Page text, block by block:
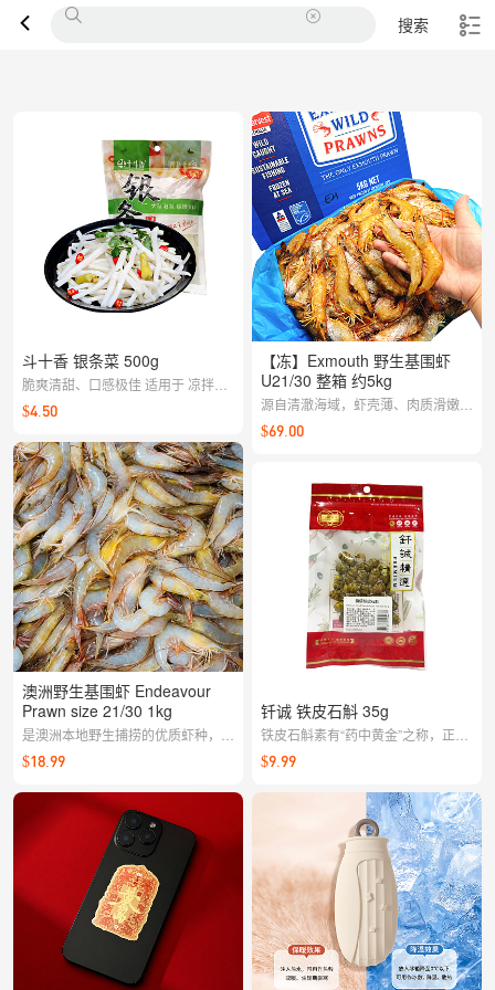
搜索
斗十香 银条菜 500g
脆爽清甜、口感极佳 适用于 凉拌银
条 清炒/小炒 火锅配菜
$4.50
澳洲野生基围虾 Endeavour
Prawn size 21/30 1kg
是澳洲本地野生捕捞的优质虾种，学
名 Metapenaeus endeavouri，主要
产自昆士兰至新南威尔士海域。因其
外壳呈淡粉至浅棕色调，煮熟后呈现
鲜艳的橙红色，肉质紧实弹牙，味道
$18.99
【冻】Exmouth 野生基围虾
U21/30 整箱 约5kg
源自清澈海域，虾壳薄、肉质滑嫩，
满满的自然鲜甜！
$69.00
钎诚 铁皮石斛 35g
铁皮石斛素有“药中黄金”之称，正宗
铁皮石斛，颗粒饱满、纯正自然。
$9.99